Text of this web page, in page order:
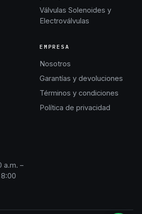
Válvulas Solenoides y
Electroválvulas
EMPRESA
Nosotros
Garantías y devoluciones
Términos y condiciones
Política de privacidad
a.m. –